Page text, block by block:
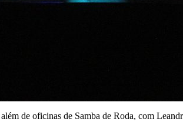
de oficinas de Samba de Roda, com